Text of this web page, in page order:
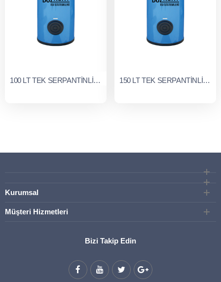
100 LT TEK SERPANTİNLİ DİK BOYLER 150 LT TEK SERPANTİNLİ DİK BOYLER
Kurumsal
Müşteri Hizmetleri
Bizi Takip Edin